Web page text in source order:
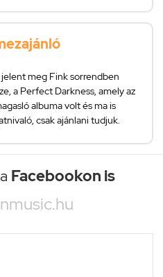
meg Fink sorrendben
a Perfect Darkness, amely az
albuma volt és ma is
csak ajánlani tudjuk.
Facebookon is